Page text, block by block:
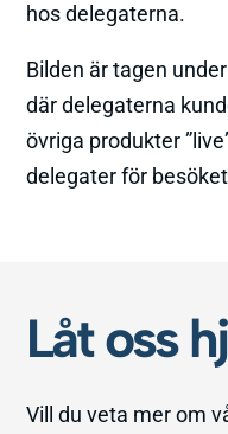
hos delegaterna.
Bilden är tagen
där delegaterna
övriga produkter
delegater för
Låt oss
Vill du veta mer om